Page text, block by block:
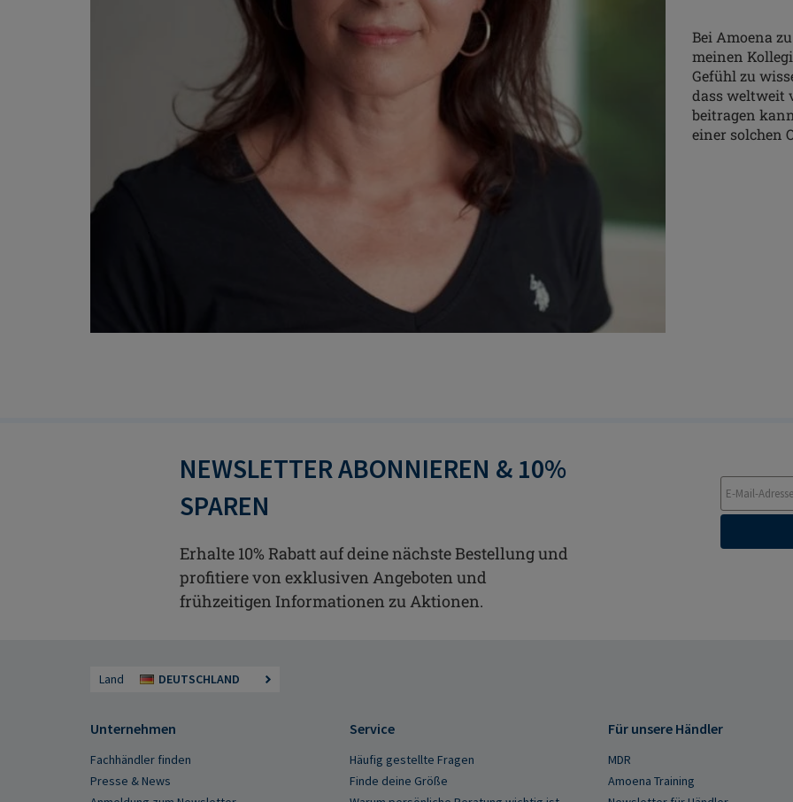
Bei Amoena
meinen
Gefühl zu
dass weltweit
beitragen
einer solchen
NEWSLETTER ABONNIEREN & 10%
SPAREN
Erhalte 10% Rabatt auf deine nächste Bestellung und
profitiere von exklusiven Angeboten und
frühzeitigen Informationen zu Aktionen.
Land DEUTSCHLAND
Unternehmen
Fachhändler finden
Presse & News
Service
Häufig gestellte Fragen
Finde deine Größe
Für unsere Händler
MDR
Amoena Training